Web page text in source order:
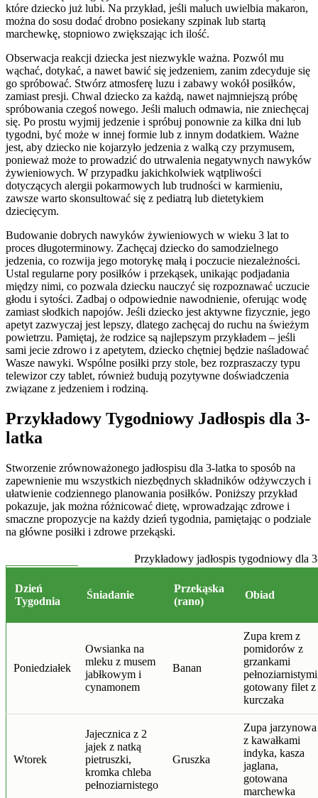
które dziecko już lubi. Na przykład, jeśli maluch uwielbia makaron,
można do sosu dodać drobno posiekany szpinak lub startą
marchewkę, stopniowo zwiększając ich ilość.
Obserwacja reakcji dziecka jest niezwykle ważna. Pozwól mu
wąchać, dotykać, a nawet bawić się jedzeniem, zanim zdecyduje się
go spróbować. Stwórz atmosferę luzu i zabawy wokół posiłków,
zamiast presji. Chwal dziecko za każdą, nawet najmniejszą próbę
spróbowania czegoś nowego. Jeśli maluch odmawia, nie zniechęcaj
się. Po prostu wyjmij jedzenie i spróbuj ponownie za kilka dni lub
tygodni, być może w innej formie lub z innym dodatkiem. Ważne
jest, aby dziecko nie kojarzyło jedzenia z walką czy przymusem,
ponieważ może to prowadzić do utrwalenia negatywnych nawyków
żywieniowych. W przypadku jakichkolwiek wątpliwości
dotyczących alergii pokarmowych lub trudności w karmieniu,
zawsze warto skonsultować się z pediatrą lub dietetykiem
dziecięcym.
Budowanie dobrych nawyków żywieniowych w wieku 3 lat to
proces długoterminowy. Zachęcaj dziecko do samodzielnego
jedzenia, co rozwija jego motorykę małą i poczucie niezależności.
Ustal regularne pory posiłków i przekąsek, unikając podjadania
między nimi, co pozwala dziecku nauczyć się rozpoznawać uczucie
głodu i sytości. Zadbaj o odpowiednie nawodnienie, oferując wodę
zamiast słodkich napojów. Jeśli dziecko jest aktywne fizycznie, jego
apetyt zazwyczaj jest lepszy, dlatego zachęcaj do ruchu na świeżym
powietrzu. Pamiętaj, że rodzice są najlepszym przykładem – jeśli
sami jecie zdrowo i z apetytem, dziecko chętniej będzie naśladować
Wasze nawyki. Wspólne posiłki przy stole, bez rozpraszaczy typu
telewizor czy tablet, również budują pozytywne doświadczenia
związane z jedzeniem i rodziną.
Przykładowy Tygodniowy Jadłospis dla 3-
latka
Stworzenie zrównoważonego jadłospisu dla 3-latka to sposób na
zapewnienie mu wszystkich niezbędnych składników odżywczych i
ułatwienie codziennego planowania posiłków. Poniższy przykład
pokazuje, jak można różnicować dietę, wprowadzając zdrowe i
smaczne propozycje na każdy dzień tygodnia, pamiętając o podziale
na główne posiłki i zdrowe przekąski.
Przykładowy jadłospis tygodniowy dla
Dzień
Tygodnia
Śniadanie
Przekąska
(rano)
Obiad
Poniedziałek
Owsianka na
mleku z musem
jabłkowym i
cynamonem
Banan
Zupa krem z
pomidorów z
grzankami
gotowany filet z
kurczaka
Wtorek
Jajecznica z 2
jajek z natką
pietruszki,
kromka chleba
pełnoziarnistego
Gruszka
Zupa jarzynowa
z kawałkami
indyka, kasza
jaglana,
gotowana
marchewka